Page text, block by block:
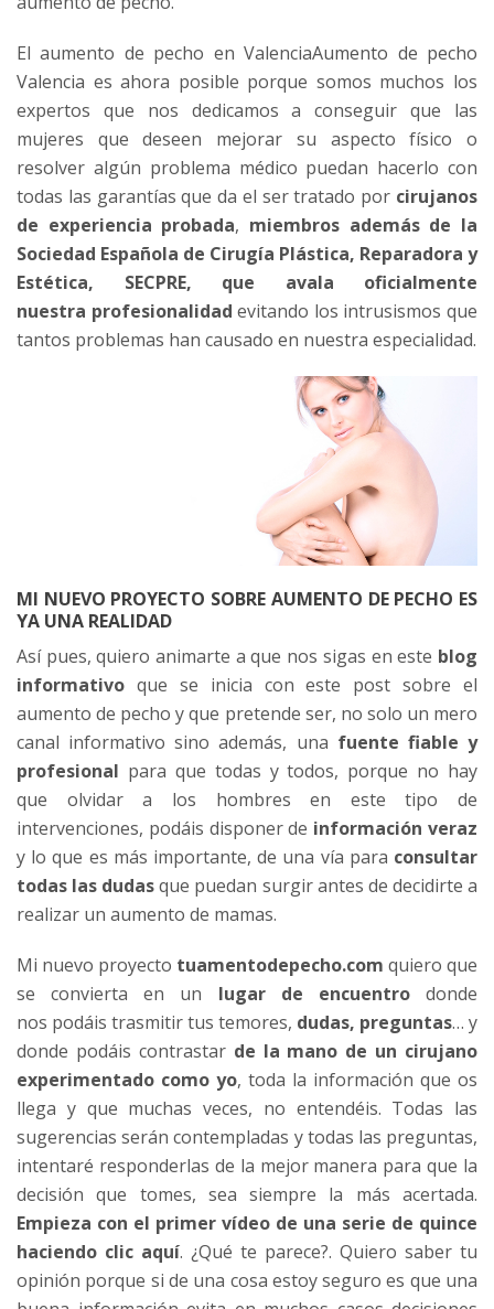
El aumento de pecho en ValenciaAumento de pecho
Valencia es ahora posible porque somos muchos los
expertos que nos dedicamos a conseguir que las
mujeres que deseen mejorar su aspecto físico o
resolver algún problema médico puedan hacerlo con
todas las garantías que da el ser tratado por cirujanos
de experiencia probada, miembros además de la
Sociedad Española de Cirugía Plástica, Reparadora y
Estética, SECPRE, que avala oficialmente
nuestra profesionalidad evitando los intrusismos que
tantos problemas han causado en nuestra especialidad.
MI NUEVO PROYECTO SOBRE AUMENTO DE PECHO ES
YA UNA REALIDAD
Así pues, quiero animarte a que nos sigas en este blog
informativo que se inicia con este post sobre el
aumento de pecho y que pretende ser, no solo un mero
canal informativo sino además, una fuente fiable y
profesional para que todas y todos, porque no hay
que olvidar a los hombres en este tipo de
intervenciones, podáis disponer de información veraz
y lo que es más importante, de una vía para consultar
todas las dudasque puedan surgir antes de decidirte a
realizar un aumento de mamas.
Mi nuevo proyecto tuamentodepecho.com quiero que
se convierta en un lugar de encuentrodonde
nos podáis trasmitir tus temores, dudas, preguntas… y
donde podáis contrastar de la mano de un cirujano
experimentado como yo, toda la información que os
llega y que muchas veces, no entendéis. Todas las
sugerencias serán contempladas y todas las preguntas,
intentaré responderlas de la mejor manera para que la
decisión que tomes, sea siempre la más acertada.
Empieza con el primer vídeo de una serie de quince
haciendo clic aquí. ¿Qué te parece?. Quiero saber tu
opinión porque si de una cosa estoy seguro es que una